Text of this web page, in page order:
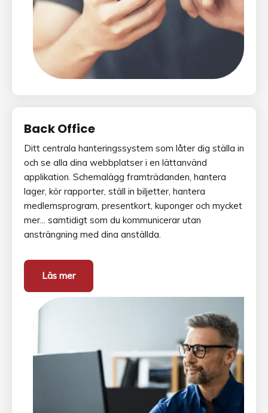
Back Office
Ditt centrala hanteringssystem som låter dig ställa in
och se alla dina webbplatser i en lättanvänd
applikation. Schemalägg framträdanden, hantera
lager, kör rapporter, ställ in biljetter, hantera
medlemsprogram, presentkort, kuponger och mycket
mer... samtidigt som du kommunicerar utan
ansträngning med dina anställda.
Läs mer